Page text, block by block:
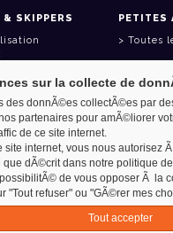
& SKIPPERS
PETITES
Toutes
sur la collecte de
des donnÃ©es collectÃ©es par
partenaires pour amÃ©liorer
de ce site internet.
site internet, vous nous autorisez
dÃ©crit dans notre politique
de vous opposer Ã la
"Tout refuser" ou "GÃ©rer mes
Tout accepter